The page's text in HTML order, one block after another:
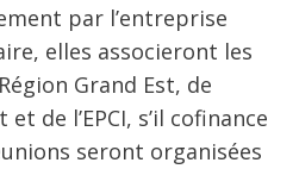
par l’entreprise
elles associeront les
Grand Est, de
de l’EPCI, s’il cofinance
seront organisées